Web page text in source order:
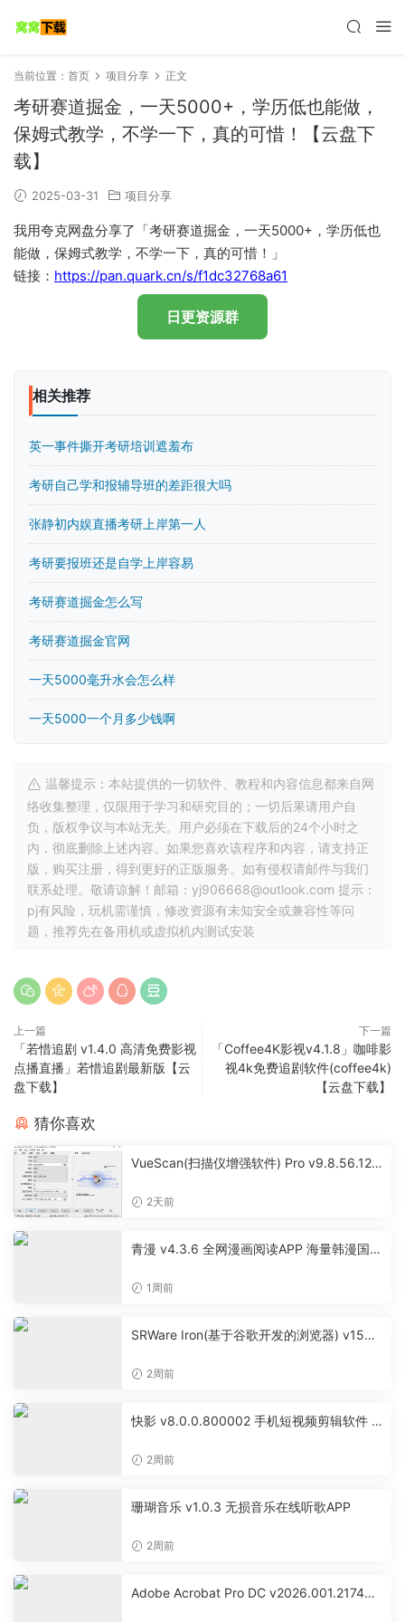
当前位置： 首页 项目分享 正文
考研赛道掘金，一天5000+，学历低也能做，
保姆式教学，不学一下，真的可惜！【云盘下
载】
2025-03-31 项目分享
我用夸克网盘分享了「考研赛道掘金，一天5000+，学历低也
能做，保姆式教学，不学一下，真的可惜！」
链接： https://pan.quark.cn/s/f1dc32768a61
日更资源群
相关推荐
英一事件撕开考研培训遮羞布
考研自己学和报辅导班的差距很大吗
张静初内娱直播考研上岸第一人
考研要报班还是自学上岸容易
考研赛道掘金怎么写
考研赛道掘金官网
一天5000毫升水会怎么样
一天5000一个月多少钱啊
温馨提示：本站提供的一切软件、教程和内容信息都来自网
络收集整理，仅限用于学习和研究目的；一切后果请用户自
负，版权争议与本站无关。用户必须在下载后的24个小时之
内，彻底删除上述内容。如果您喜欢该程序和内容，请支持正
版，购买注册，得到更好的正版服务。如有侵权请邮件与我们
联系处理。敬请谅解！邮箱：yj906668@outlook.com 提示：
pj有风险，玩机需谨慎，修改资源有未知安全或兼容性等问
题，推荐先在备用机或虚拟机内测试安装
上一篇
「若惜追剧 v1.4.0 高清免费影视
点播直播」若惜追剧最新版【云
盘下载】
下一篇
「Coffee4K影视v4.1.8」咖啡影
视4k免费追剧软件(coffee4k)
【云盘下载】
猜你喜欢
VueScan(扫描仪增强软件) Pro v9.8.56.12
2天前
青漫 v4.3.6 全网漫画阅读APP 海量韩漫国漫
1周前
SRWare Iron(基于谷歌开发的浏览器) v150.
2周前
快影 v8.0.0.800002 手机短视频剪辑软件 A
2周前
珊瑚音乐 v1.0.3 无损音乐在线听歌APP
2周前
Adobe Acrobat Pro DC v2026.001.21745